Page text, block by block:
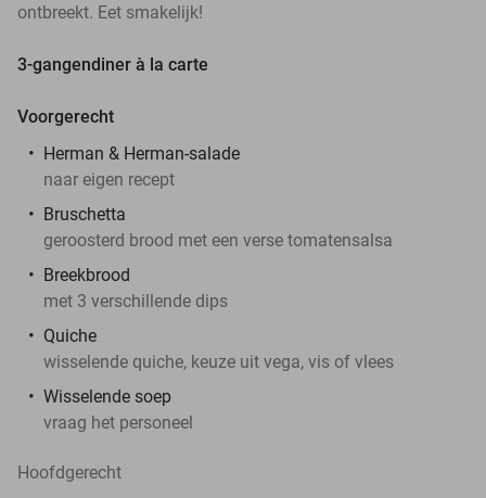
ontbreekt. Eet smakelijk!
3-gangendiner à la carte
Voorgerecht
Herman & Herman-salade
naar eigen recept
Bruschetta
geroosterd brood met een verse tomatensalsa
Breekbrood
met 3 verschillende dips
Quiche
wisselende quiche, keuze uit vega, vis of vlees
Wisselende soep
vraag het personeel
Hoofdgerecht